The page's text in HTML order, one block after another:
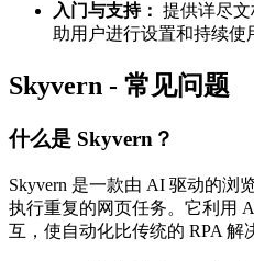
入门与支持： 提供详尽
助用户进行设置和持续使
Skyvern - 常见问题
什么是 Skyvern？
Skyvern 是一款由 AI 驱动的浏
执行重复的网页任务。它利用
互，使自动化比传统的 RPA 解